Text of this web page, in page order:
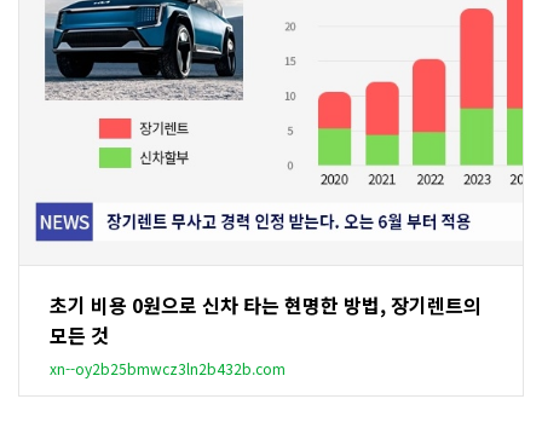
초기 비용 0원으로 신차 타는 현명한 방법, 장기렌트의
모든 것
xn--oy2b25bmwcz3ln2b432b.com